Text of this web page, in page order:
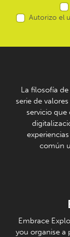
Autorizo el
La filosofía
serie de
servicio
común
Embrace
you organise a